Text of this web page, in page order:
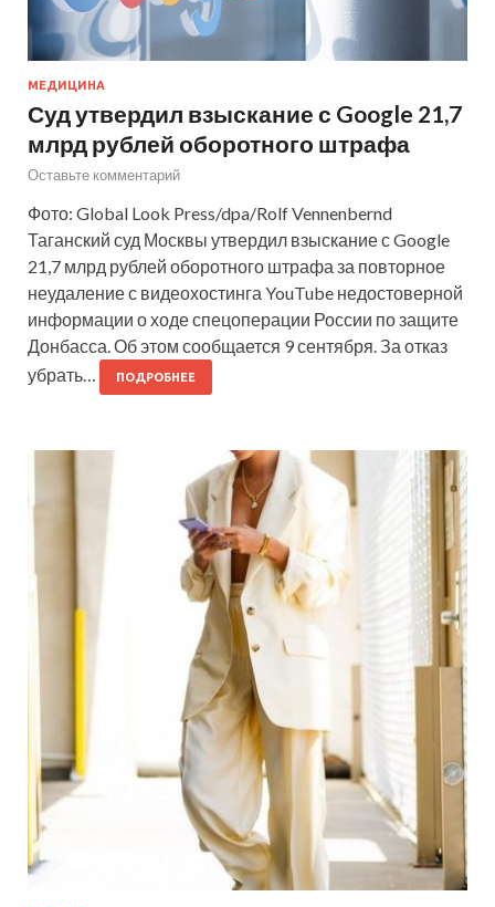
МЕДИЦИНА
Суд утвердил взыскание с Google 21,7
млрд рублей оборотного штрафа
Оставьте комментарий
Фото: Global Look Press/dpa/Rolf Vennenbernd
Таганский суд Москвы утвердил взыскание с Google
21,7 млрд рублей оборотного штрафа за повторное
неудаление с видеохостинга YouTube недостоверной
информации о ходе спецоперации России по защите
Донбасса. Об этом сообщается 9 сентября. За отказ
убрать…
ПОДРОБНЕЕ